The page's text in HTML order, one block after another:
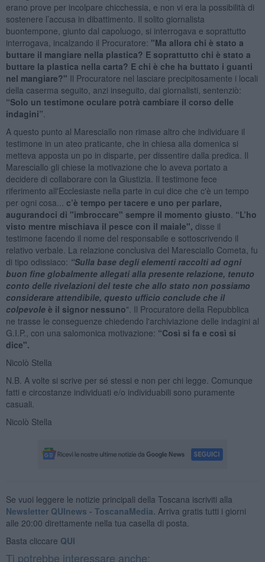
erano prove per incolpare chicchessia, e non vi era la possibilità di
sostenere l’accusa in dibattimento. Il solito giornalista
buontempone, giunto dal capoluogo, si interrogava e soprattutto
interrogava, incalzando il Procuratore: "Ma allora chi è stato a
buttare il mangiare nella plastica? E soprattutto chi è stato a
buttare la plastica nella carta? E chi è che ha buttato i guanti
nel mangiare?" Il Procuratore nel lasciare precipitosamente i locali
della caserma seguito, anzi inseguito, dai giornalisti, sentenziò:
“Solo un testimone oculare potrà cambiare il corso delle
indagini”
A questo punto al Maresciallo non rimase altro che individuare il
testimone in un ateo praticante, che in chiesa alla domenica si
metteva apposta un po in disparte, per dissentire dalla predica. Il
Maresciallo gli chiese la motivazione che lo aveva portato a
decidere di collaborare con la Giustizia. Il testimone fece
riferimento all'Ecclesiaste nella parte in cui dice che c'è un tempo
per ogni cosa... c’è tempo per tacere e uno per parlare,
augurandoci di "imbroccare" sempre il momento giusto “L’ho
visto mentre mischiava il pesce con il maiale", disse il
testimone facendo il nome del responsabile e sottoscrivendo il
relativo verbale. La relazione conclusiva del Maresciallo Cometa, fu
di tipo odissiaco: “Sulla base degli elementi raccolti ad ogni
buon fine globalmente allegati alla presente relazione, tenuto
conto delle rivelazioni del teste che allo stato non possiamo
considerare attendibile, questo ufficio conclude che il
colpevole è il signor nessuno". Il Procuratore della Repubblica
ne trasse le conseguenze chiedendo l'archiviazione delle indagini al
G.I.P., con una salomonica motivazione: “Così si fa e così si
dice".
Nicolò Stella
N.B. A volte si scrive per sé stessi e non per chi legge. Comunque
fatti e circostanze individuati e/o individuabili sono puramente
casuali.
Nicolò Stella
Se vuoi leggere le notizie principali della Toscana iscriviti alla
Newsletter QUInews - ToscanaMedia. Arriva gratis tutti i giorni
alle 20:00 direttamente nella tua casella di posta.
Basta cliccare QUI
Ti potrebbe interessare anche: